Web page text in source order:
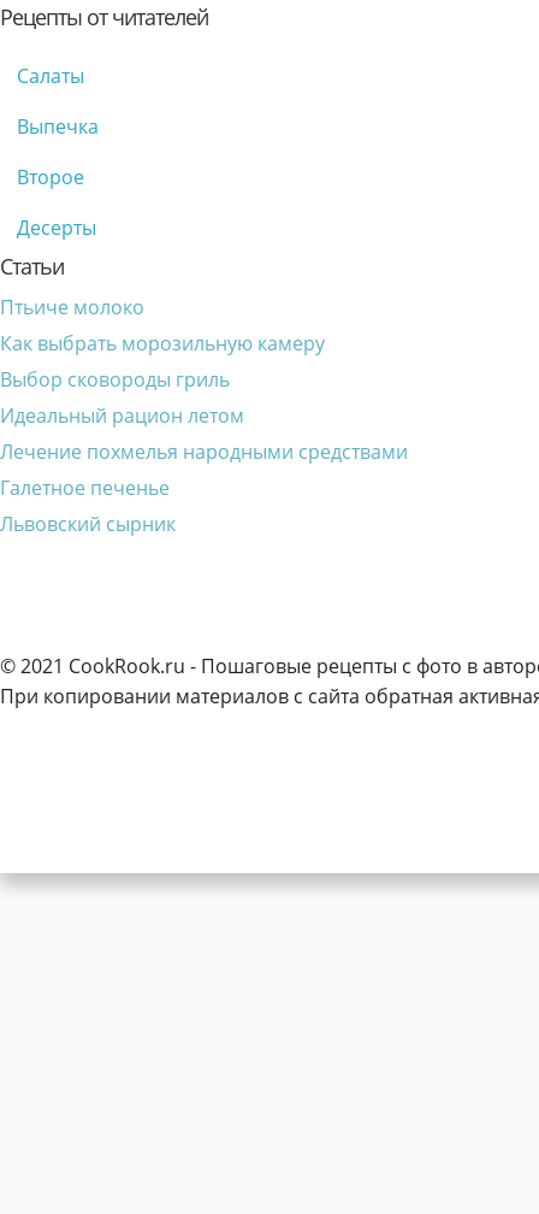
Рецепты от читателей
Салаты
Выпечка
Второе
Десерты
Статьи
Птьиче молоко
Как выбрать морозильную камеру
Выбор сковороды гриль
Идеальный рацион летом
Лечение похмелья народными средствами
Галетное печенье
Львовский сырник
© 2021 CookRook.ru - Пошаговые рецепты с фото в
При копировании материалов с сайта обратная